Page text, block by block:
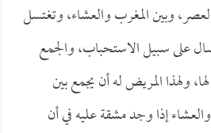
وبين المغرب والعشاء، وتغتسل
على سبيل الاستحباب، والجمع
ولهذا المريض له أن يجمع بين
إذا وجد مشقة عليه في أن